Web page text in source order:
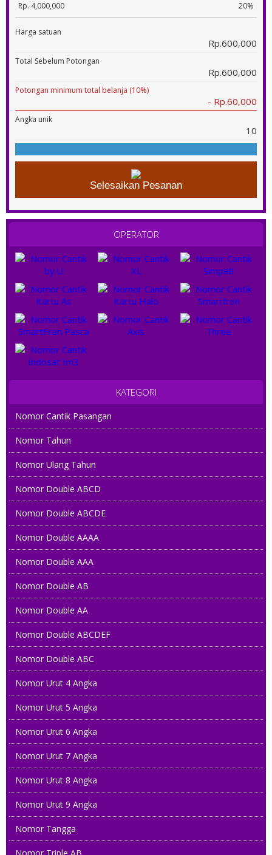
OPERATOR
KATEGORI
Nomor Cantik Pasangan
Nomor Tahun
Nomor Ulang Tahun
Nomor Double ABCD
Nomor Double ABCDE
Nomor Double AAAA
Nomor Double AAA
Nomor Double AB
Nomor Double AA
Nomor Double ABCDEF
Nomor Double ABC
Nomor Urut 4 Angka
Nomor Urut 5 Angka
Nomor Urut 6 Angka
Nomor Urut 7 Angka
Nomor Urut 8 Angka
Nomor Urut 9 Angka
Nomor Tangga
Rp. 4,000,000 20%
Harga satuan
Rp.600,000
Total Sebelum Potongan
Rp.600,000
Potongan minimum total belanja (10%)
- Rp.60,000
Angka unik
10
Selesaikan Pesanan